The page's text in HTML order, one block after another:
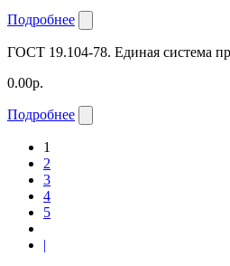
Подробнее
ГОСТ 19.104-78. Единая система
0.00р.
Подробнее
1
2
3
4
5
|